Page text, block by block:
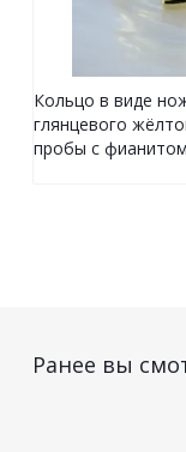
Кольцо в виде
глянцевого
пробы с
Ранее вы